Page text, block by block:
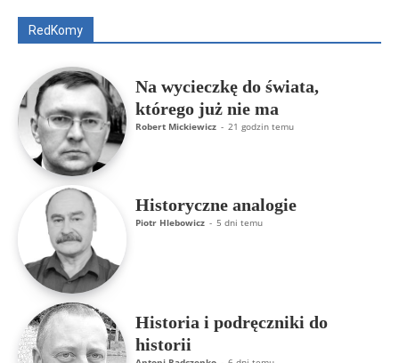
RedKomy
Na wycieczkę do świata,
którego już nie ma
Robert Mickiewicz - 21 godzin temu
Historyczne analogie
Piotr Hlebowicz - 5 dni temu
Historia i podręczniki do
historii